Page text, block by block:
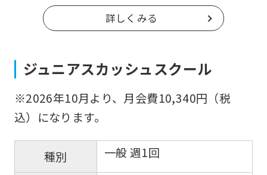
詳しくみる
ジュニアスカッシュスクール
※2026年10月より、月会費10,340円（税
込）になります。
種別 一般 週1回